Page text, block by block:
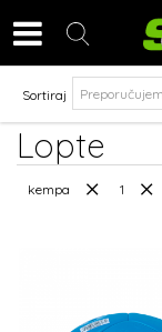
Lopte
Sortiraj
kempa 1